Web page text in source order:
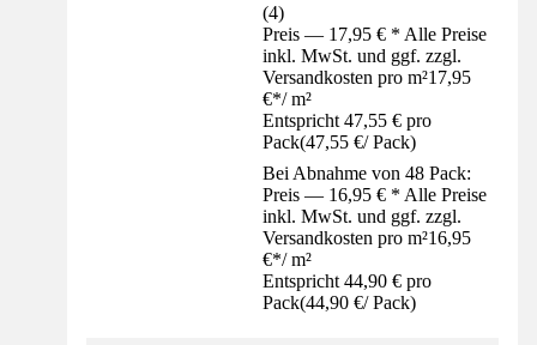
(4)
Preis — 17,95 € * Alle Preise
inkl. MwSt. und ggf. zzgl.
Versandkosten pro m²17,95
€*/ m²
Entspricht 47,55 € pro
Pack(47,55 €/ Pack)
Bei Abnahme von 48 Pack:
Preis — 16,95 € * Alle Preise
inkl. MwSt. und ggf. zzgl.
Versandkosten pro m²16,95
€*/ m²
Entspricht 44,90 € pro
Pack(44,90 €/ Pack)